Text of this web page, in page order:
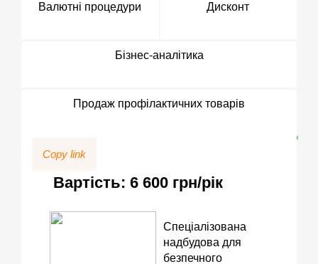
Валютні процедури Дисконт
Бізнес-аналітика
Продаж профілактичних товарів
Copy link
Вартість: 6 600 грн/рік
Спеціалізована
надбудова для
безпечного